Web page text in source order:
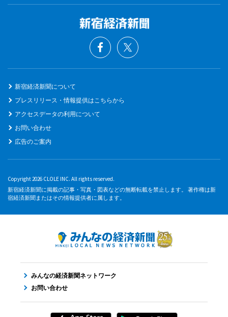
新宿経済新聞について
プレスリリース・情報提供はこちらから
アクセスデータの利用について
お問い合わせ
広告のご案内
Copyright 2026 CLOLE INC. All rights reserved.
新宿経済新聞に掲載の記事・写真・図表などの無断転載を禁止します。 著作権は新
宿経済新聞またはその情報提供者に属します。
みんなの経済新聞ネットワーク
お問い合わせ